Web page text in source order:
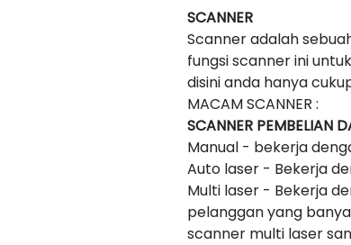
SCANNER
Scanner adalah
fungsi scanner ini
disini anda hanya
MACAM SCANNER :
SCANNER PEMBELIAN
Manual - bekerja
Auto laser - Bekerja
Multi laser - Bekerja
pelanggan yang
scanner multi laser